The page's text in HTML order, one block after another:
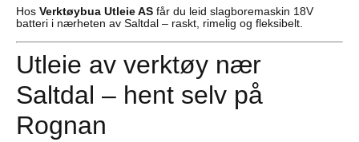
Hos Verktøybua Utleie AS får du leid slagboremaskin 18V
batteri i nærheten av Saltdal – raskt, rimelig og fleksibelt.
Utleie av verktøy nær
Saltdal – hent selv på
Rognan